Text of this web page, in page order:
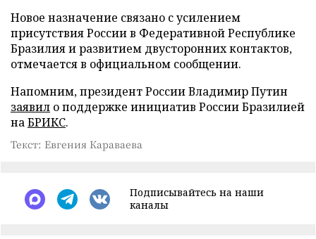
Новое назначение связано с усилением
присутствия России в Федеративной Республике
Бразилия и развитием двусторонних контактов,
отмечается в официальном сообщении.
Напомним, президент России Владимир Путин
заявил о поддержке инициатив России Бразилией
наБРИКС.
Текст: Евгения Караваева
Подписывайтесь на наши
каналы